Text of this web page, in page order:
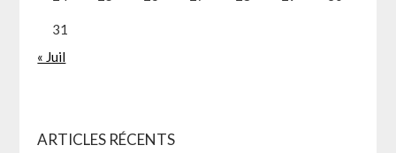
31
« Juil
ARTICLES RÉCENTS